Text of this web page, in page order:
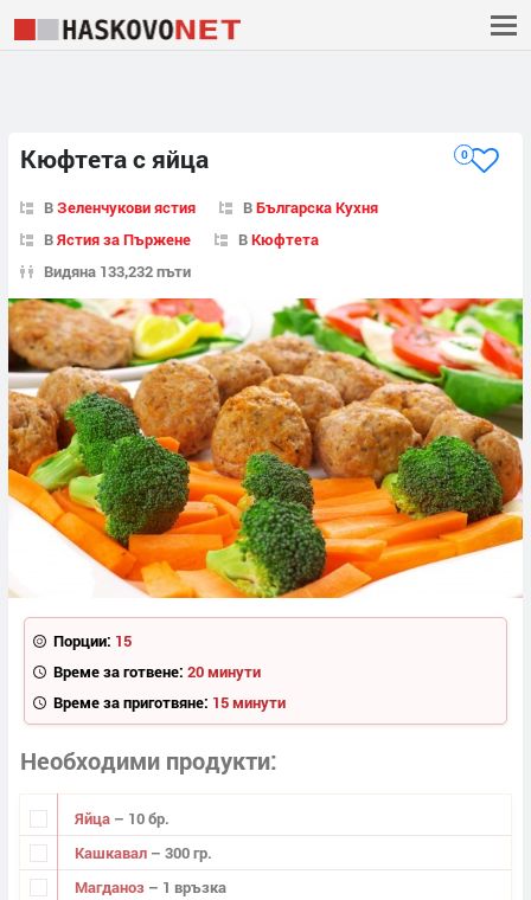
Кюфтета с яйца 0
ВЗеленчукови ястия ВБългарска Кухня
ВЯстия за Пържене ВКюфтета
Видяна 133,232 пъти
Порции: 15
Време за готвене: 20 минути
Време за приготвяне: 15 минути
Необходими продукти
Яйца – 10 бр.
Кашкавал – 300 гр.
Магданоз – 1 връзка